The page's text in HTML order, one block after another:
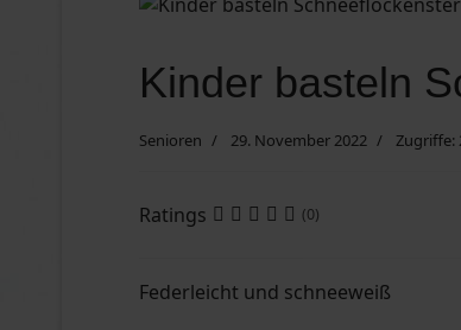
Kontakt
Suche nach ....
Vereine/Betriebe
Datenschutzerklärung
Kinder basteln
Senioren 29. November 2022 Zugriffe:
Ratings (0)
Federleicht und schneeweiß